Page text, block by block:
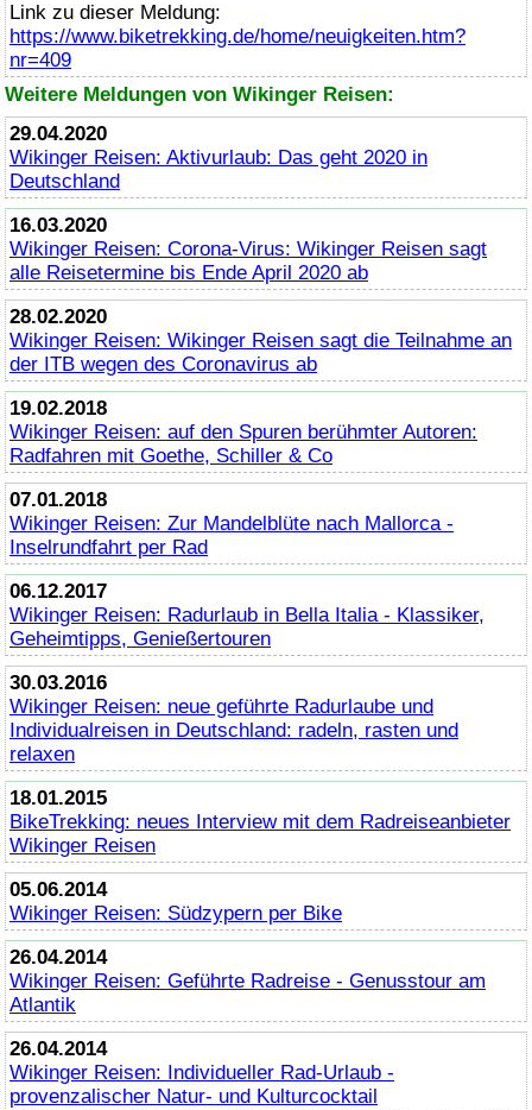
Link zu dieser Meldung:
https://www.biketrekking.de/home/neuigkeiten.htm?
nr=409
Weitere Meldungen von Wikinger Reisen:
29.04.2020
Wikinger Reisen: Aktivurlaub: Das geht 2020 in
Deutschland
16.03.2020
Wikinger Reisen: Corona-Virus: Wikinger Reisen sagt
alle Reisetermine bis Ende April 2020 ab
28.02.2020
Wikinger Reisen: Wikinger Reisen sagt die Teilnahme an
der ITB wegen des Coronavirus ab
19.02.2018
Wikinger Reisen: auf den Spuren berühmter Autoren:
Radfahren mit Goethe, Schiller & Co
07.01.2018
Wikinger Reisen: Zur Mandelblüte nach Mallorca -
Inselrundfahrt per Rad
06.12.2017
Wikinger Reisen: Radurlaub in Bella Italia - Klassiker,
Geheimtipps, Genießertouren
30.03.2016
Wikinger Reisen: neue geführte Radurlaube und
Individualreisen in Deutschland: radeln, rasten und
relaxen
18.01.2015
BikeTrekking: neues Interview mit dem Radreiseanbieter
Wikinger Reisen
05.06.2014
Wikinger Reisen: Südzypern per Bike
26.04.2014
Wikinger Reisen: Geführte Radreise - Genusstour am
Atlantik
26.04.2014
Wikinger Reisen: Individueller Rad-Urlaub -
provenzalischer Natur- und Kulturcocktail